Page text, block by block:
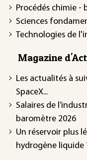
Procédés chimie -
Sciences
Technologies de
Magazine
Les actualités à
SpaceX...
Salaires de
baromètre 2026
Un réservoir plus
hydrogène liquide